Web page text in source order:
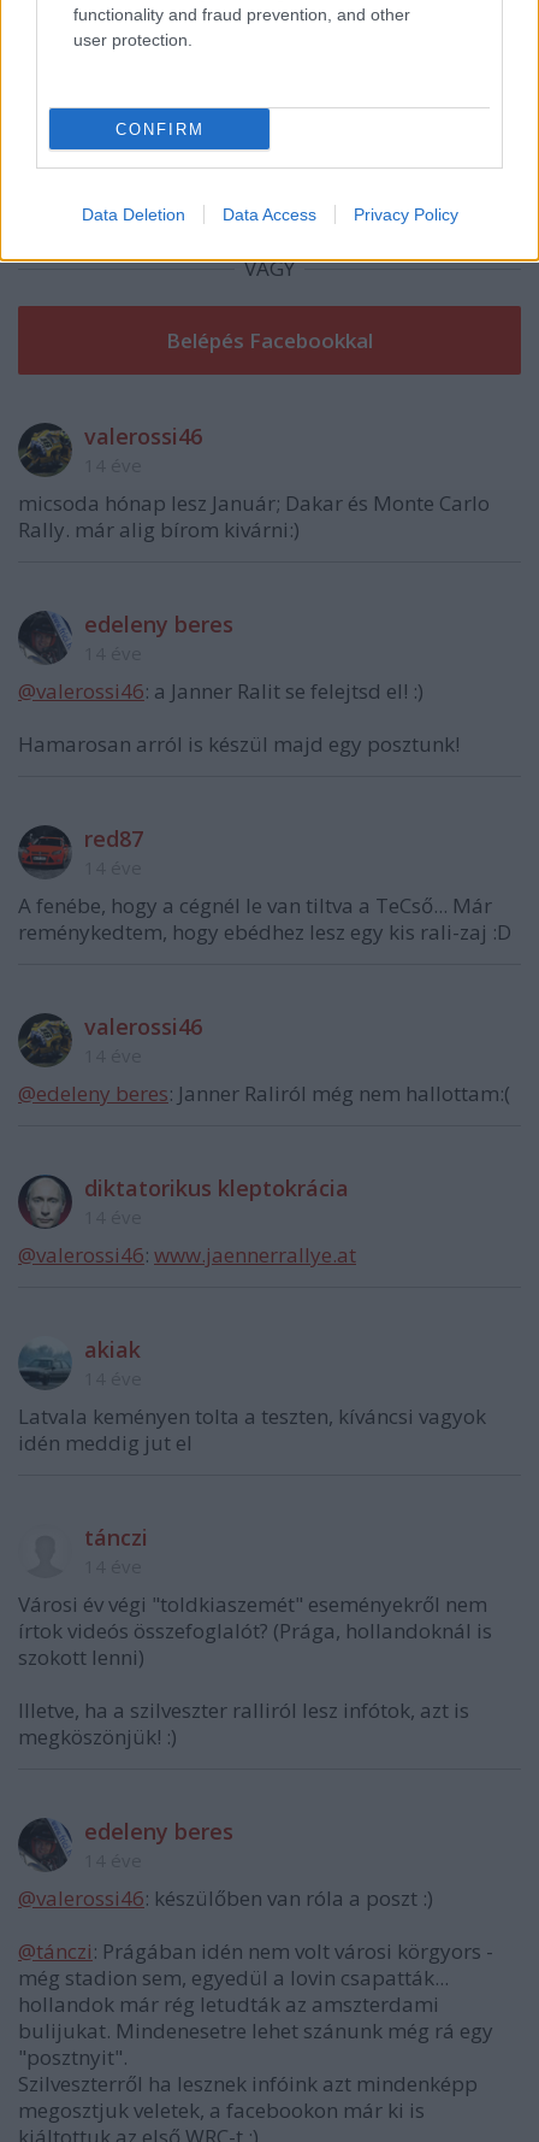
functionality and fraud prevention, and other
user protection.
CONFIRM
Data Deletion Data Access Privacy Policy
A hozzászóláshoz be kell lépned!
VAGY
valerossi46
micsoda hónap lesz Január; Dakar és Monte Carlo
Rally. már alig bírom kivárni:)
edeleny beres
@valerossi46: a Janner Ralit se felejtsd el! :)
Hamarosan arról is készül majd egy posztunk!
red87
A fenébe, hogy a cégnél le van tiltva a TeCső... Már
reménykedtem, hogy ebédhez lesz egy kis rali-zaj :D
valerossi46
@edeleny beres: Janner Raliról még nem hallottam:(
diktatorikus kleptokrácia
@valerossi46: www.jaennerrallye.at
akiak
Latvala keményen tolta a teszten, kíváncsi vagyok
idén meddig jut el
tánczi
Városi év végi "toldkiaszemét" eseményekről nem
írtok videós összefoglalót? (Prága, hollandoknál is
szokott lenni)
Illetve, ha a szilveszter ralliról lesz infótok, azt is
megköszönjük! :)
edeleny beres
@valerossi46: készülőben van róla a poszt :)
@tánczi: Prágában idén nem volt városi körgyors -
még stadion sem, egyedül a lovin csapatták...
hollandok már rég letudták az amszterdami
bulijukat. Mindenesetre lehet szánunk még rá egy
"posztnyit".
Szilveszterről ha lesznek infóink azt mindenképp
megosztjuk veletek, a facebookon már ki is
kiáltottuk az első WRC-t :)